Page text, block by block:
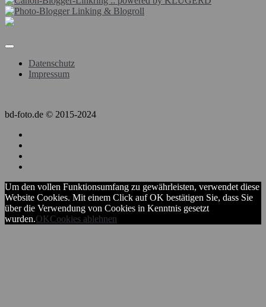
Datenschutz
Impressum
bd-foto.de © 2015-2024
Um den vollen Funktionsumfang zu gewährleisten, verwendet diese
Website Cookies. Mit einem Click auf OK bestätigen Sie, dass Sie
über die Verwendung von Cookies in Kenntnis gesetzt
wurden.OKCookies ablehnen